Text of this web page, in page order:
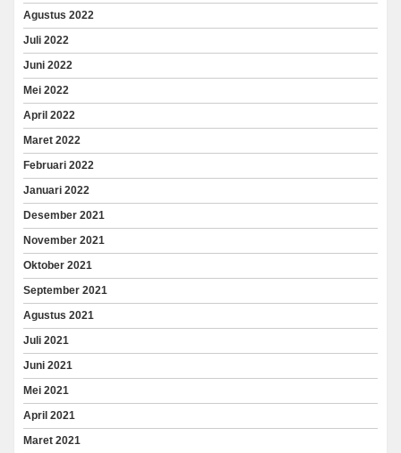
Agustus 2022
Juli 2022
Juni 2022
Mei 2022
April 2022
Maret 2022
Februari 2022
Januari 2022
Desember 2021
November 2021
Oktober 2021
September 2021
Agustus 2021
Juli 2021
Juni 2021
Mei 2021
April 2021
Maret 2021